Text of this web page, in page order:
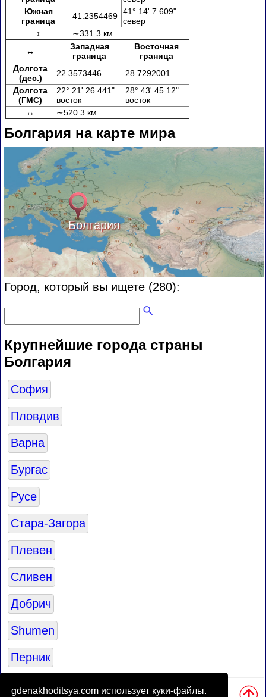
gdenakhoditsya.com использует куки-файлы.
Южная
граница
41.2354469 41° 14' 7.609"
север
↕
∼331.3 км
↔
Западная
граница
Восточная
граница
Долгота
(дес.)
22.3573446
28.7292001
Долгота
(ГМС)
22° 21' 26.441"
восток
28° 43' 45.12"
восток
↔
∼520.3 км
Болгария на карте мира
Болгария
Город, который вы ищете (280):
Крупнейшие города страны
Болгария
София
Пловдив
Варна
Бургас
Русе
Стара-Загора
Плевен
Сливен
Добрич
Shumen
Перник
Источники: